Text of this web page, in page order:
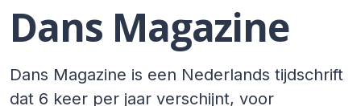
Dans Magazine
Dans Magazine is een Nederlands tijdschrift
dat 6 keer per jaar verschijnt, voor